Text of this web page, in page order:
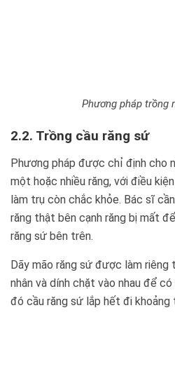
Phương pháp trồng
2.2. Trồng cầu răng sứ
Phương pháp được chỉ định cho
một hoặc nhiều răng, với điều
làm trụ còn chắc khỏe. Bác sĩ
răng thật bên cạnh răng bị mất
răng sứ bên trên.
Dãy mão răng sứ được làm riêng
nhân và dính chặt vào nhau để
đó cầu răng sứ lắp hết đi khoảng